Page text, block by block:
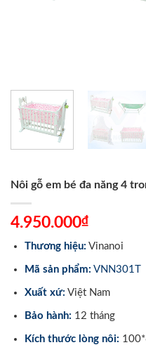
Nôi gỗ em bé đa năng 4
4.950.000₫
Thương hiệu: Vinanoi
Mã sản phẩm: VNN301T
Xuất xứ: Việt Nam
Bảo hành: 12 tháng
Kích thước lòng nôi: